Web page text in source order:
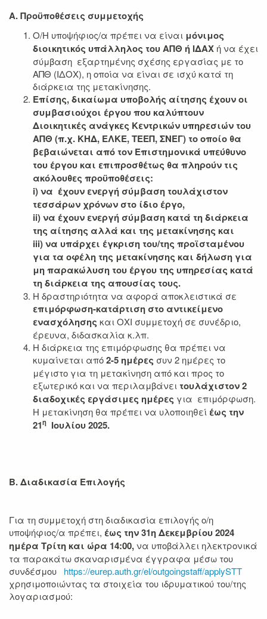
Α. Προϋποθέσεις συμμετοχής
Ο/Η υποψήφιος/α πρέπει να είναι μόνιμος
διοικητικός υπάλληλος του ΑΠΘ ή ΙΔΑΧ ή να έχει
σύμβαση εξαρτημένης σχέσης εργασίας με το
ΑΠΘ (ΙΔΟΧ), η οποία να είναι σε ισχύ κατά τη
διάρκεια της μετακίνησης.
Επίσης, δικαίωμα υποβολής αίτησης έχουν οι
συμβασιούχοι έργου που καλύπτουν
Διοικητικές ανάγκες Κεντρικών υπηρεσιών του
ΑΠΘ (π.χ. ΚΗΔ, ΕΛΚΕ, ΤΕΕΠ, ΣΝΕΓ) το οποίο θα
βεβαιώνεται από τον Επιστημονικά υπεύθυνο
του έργου και επιπροσθέτως θα πληρούν τις
ακόλουθες προϋποθέσεις:
i)να έχουν ενεργή σύμβαση τουλάχιστον
τεσσάρων χρόνων στο ίδιο έργο,
ii) να έχουν ενεργή σύμβασηκατά τη διάρκεια
της αίτησης αλλά και της μετακίνησης και
iii) να υπάρχει έγκριση του/της προϊσταμένου
για τα οφέλη της μετακίνησης και δήλωση για
μη παρακώλυση του έργου της υπηρεσίας κατά
τη διάρκεια της απουσίας τους.
Η δραστηριότητα να αφορά αποκλειστικά σε
επιμόρφωση-κατάρτιση στο αντικείμενο
ενασχόλησης και ΟΧΙ συμμετοχή σε συνέδριο,
έρευνα, διδασκαλία κ.λπ.
Η διάρκεια της επιμόρφωσης θα πρέπει να
κυμαίνεται από2-5 ημέρες συν 2 ημέρες το
μέγιστο για τη μετακίνηση από και προς το
εξωτερικό και να περιλαμβάνει τουλάχιστον 2
διαδοχικές εργάσιμες ημέρες για επιμόρφωση.
Η μετακίνηση θα πρέπει να υλοποιηθεί έως την
21η Ιουλίου 2025.
Β. Διαδικασία Επιλογής
Για τη συμμετοχή στη διαδικασία επιλογής ο/η
υποψήφιος/α πρέπει, έως την 31η Δεκεμβρίου 2024
ημέρα Τρίτη και ώρα 14:00,να υποβάλλει ηλεκτρονικά
τα παρακάτω σκαναρισμένα έγγραφα μέσω του
συνδέσμου https://eurep.auth.gr/el/outgoingstaff/applySTT
χρησιμοποιώντας τα στοιχεία του ιδρυματικού του/της
λογαριασμού: